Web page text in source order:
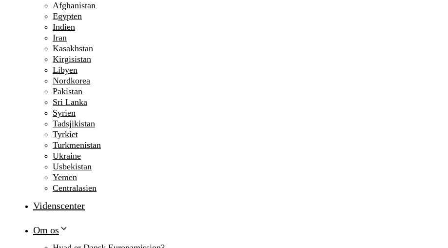
Afghanistan
Egypten
Indien
Iran
Kasakhstan
Kirgisistan
Libyen
Nordkorea
Pakistan
Sri Lanka
Syrien
Tadsjikistan
Tyrkiet
Turkmenistan
Ukraine
Usbekistan
Yemen
Centralasien
Videnscenter
Om os